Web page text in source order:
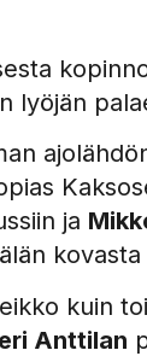
lyöjän
ja
kuin
Anttilan